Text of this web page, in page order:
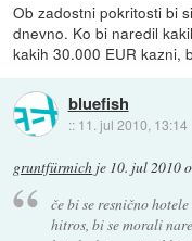
Ob zadostni pokritosti bi
dnevno. Ko bi naredil
kakih 30.000 EUR kazni,
bluefish
:: 11. jul 2010, 13:14
gruntfürmich je 10. jul 2010
če bi se resnično
hitros, bi se morali